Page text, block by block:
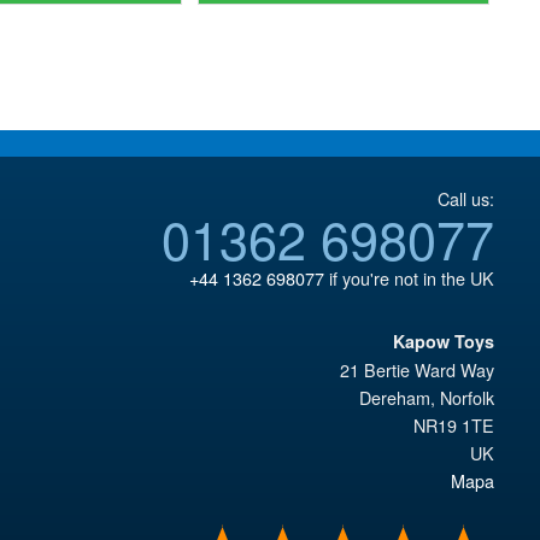
€79.90.
est :
€86.05.
est :
Call us:
01362 698077
+44 1362 698077if you're not in the UK
Kapow Toys
21 Bertie Ward Way
Dereham, Norfolk
NR19 1TE
UK
Mapa